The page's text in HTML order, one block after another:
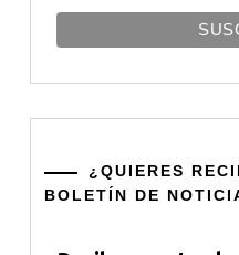
¿QUIERES
BOLETÍN DE